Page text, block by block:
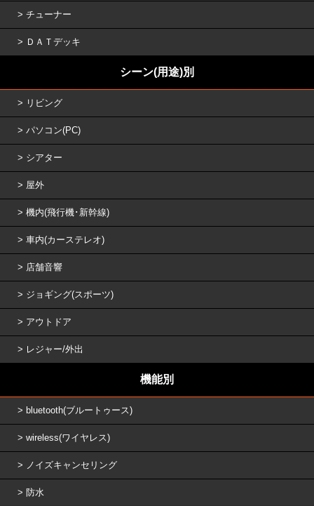
チューナー
ＤＡＴデッキ
シーン(用途)別
リビング
パソコン(PC)
シアター
屋外
機内(飛行機･新幹線)
車内(カーステレオ)
店舗音響
ジョギング(スポーツ)
アウトドア
レジャー/外出
機能別
bluetooth(ブルートゥース)
wireless(ワイヤレス)
ノイズキャンセリング
防水